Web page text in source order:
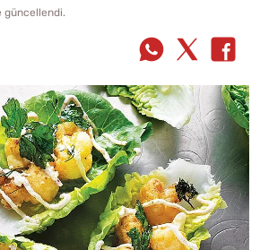
güncellendi.